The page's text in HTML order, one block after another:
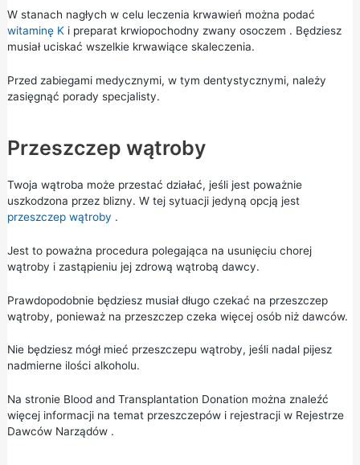
W stanach nagłych w celu leczenia krwawień można podać
witaminę Ki preparat krwiopochodny zwany osoczem . Będziesz
musiał uciskać wszelkie krwawiące skaleczenia.
Przed zabiegami medycznymi, w tym dentystycznymi, należy
zasięgnąć porady specjalisty.
Przeszczep wątroby
Twoja wątroba może przestać działać, jeśli jest poważnie
uszkodzona przez blizny. W tej sytuacji jedyną opcją jest
przeszczep wątroby .
Jest to poważna procedura polegająca na usunięciu chorej
wątroby i zastąpieniu jej zdrową wątrobą dawcy.
Prawdopodobnie będziesz musiał długo czekać na przeszczep
wątroby, ponieważ na przeszczep czeka więcej osób niż dawców.
Nie będziesz mógł mieć przeszczepu wątroby, jeśli nadal pijesz
nadmierne ilości alkoholu.
Na stronie Blood and Transplantation Donation można znaleźć
więcej informacji na temat przeszczepów i rejestracji w Rejestrze
Dawców Narządów.